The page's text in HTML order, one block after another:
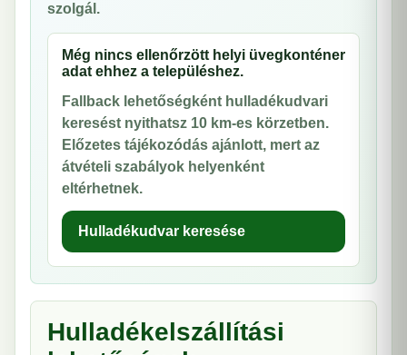
szolgál.
Még nincs ellenőrzött helyi üvegkonténer
adat ehhez a településhez.
Fallback lehetőségként hulladékudvari
keresést nyithatsz 10 km-es körzetben.
Előzetes tájékozódás ajánlott, mert az
átvételi szabályok helyenként
eltérhetnek.
Hulladékudvar keresése
Hulladékelszállítási